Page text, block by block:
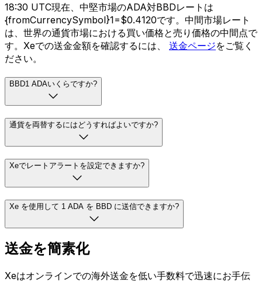
18:30 UTC現在、中堅市場のADA対BBDレートは
{fromCurrencySymbol}1=$0.4120です。中間市場レート
は、世界の通貨市場における買い価格と売り価格の中間点で
す。Xeでの送金金額を確認するには、 送金ページをご覧く
ださい。
BBD1 ADAいくらですか?
通貨を両替するにはどうすればよいですか?
Xeでレートアラートを設定できますか?
Xe を使用して 1 ADA を BBD に送信できますか?
送金を簡素化
Xeはオンラインでの海外送金を低い手数料で迅速にお手伝